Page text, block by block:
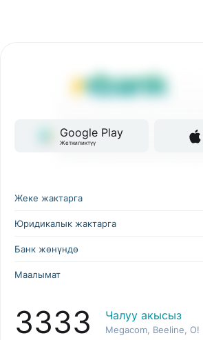
Google Play
Жеткиликтүү
Жеке жактарга
Юридикалык жактарга
Банк жөнүндө
Маалымат
3333 Чалуу акысыз
Megacom, Beeline, O!